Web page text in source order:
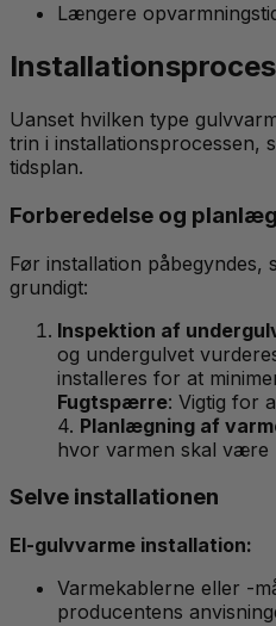
Længere
Uanset hvilken type
trin i installationsprocessen,
tidsplan.
Forberedelse og
Før installation påbegyndes,
grundigt:
Inspektion af
og undergulvet
installeres for at
Fugtspærre: Vigtig for
4. Planlægning af
hvor varmen skal være
Selve installationen
El-gulvvarme installation:
Varmekablerne eller -
producentens